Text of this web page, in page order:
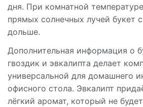
дня. При комнатной
прямых солнечных лучей букет
дольше.
Дополнительная информация о
гвоздик и эвкалипта делает
универсальной для домашнего
офисного стола. Эвкалипт
лёгкий аромат, который не